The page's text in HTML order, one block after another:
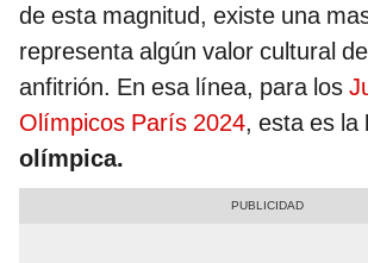
de esta magnitud, existe una
representa algún valor cultural
anfitrión. En esa línea, para los
Olímpicos París 2024, esta es la
olímpica.